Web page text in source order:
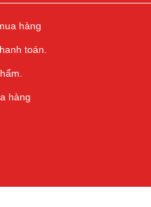
hàng
toán.
hàng